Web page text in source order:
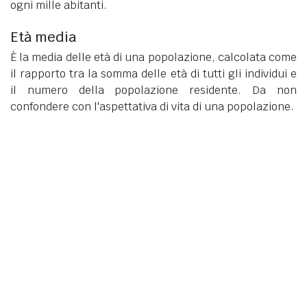
ogni mille abitanti.
Età media
È la media delle età di una popolazione, calcolata come
il rapporto tra la somma delle età di tutti gli individui e
il numero della popolazione residente. Da non
confondere con l'aspettativa di vita di una popolazione.